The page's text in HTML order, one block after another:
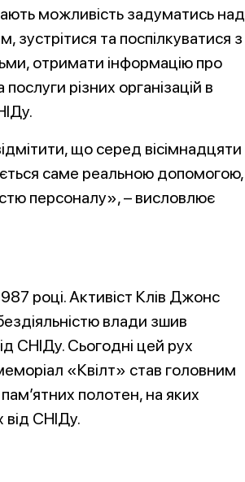
можливість задуматись над
зустрітися та поспілкуватися з
отримати інформацію про
послуги різних організацій в
що серед вісімнадцяти
саме реальною допомогою,
персоналу», – висловлює
році. Активіст Клів Джонс
влади зшив
СНІДу. Сьогодні цей рух
«Квілт» став головним
полотен, на яких
СНІДу.